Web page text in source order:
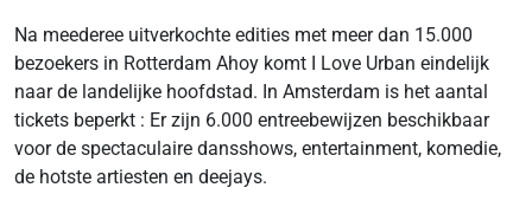
Na meederee uitverkochte edities met meer dan 15.000
bezoekers in Rotterdam Ahoy komt I Love Urban eindelijk
naar de landelijke hoofdstad. In Amsterdam is het aantal
tickets beperkt : Er zijn 6.000 entreebewijzen beschikbaar
voor de spectaculaire dansshows, entertainment, komedie,
de hotste artiesten en deejays.